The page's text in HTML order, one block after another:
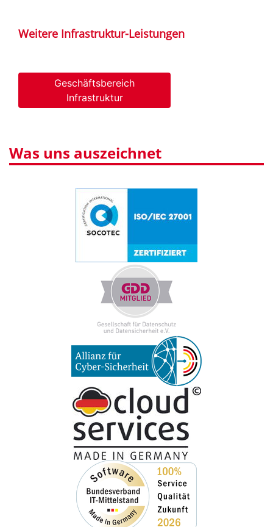
Weitere Infrastruktur-Leistungen
Geschäftsbereich
Infrastruktur
Was uns auszeichnet